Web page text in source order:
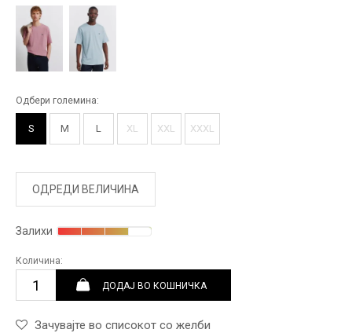
Одбери големина:
S M L XL XXL XXXL
ОДРЕДИ ВЕЛИЧИНА
Залихи
Количина:
ДОДАЈ ВО КОШНИЧКА
Зачувајте во списокот со желби